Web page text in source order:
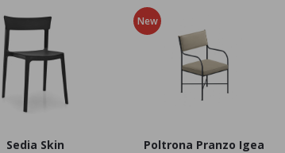
Sedia Skin
New
Poltrona Pranzo Igea